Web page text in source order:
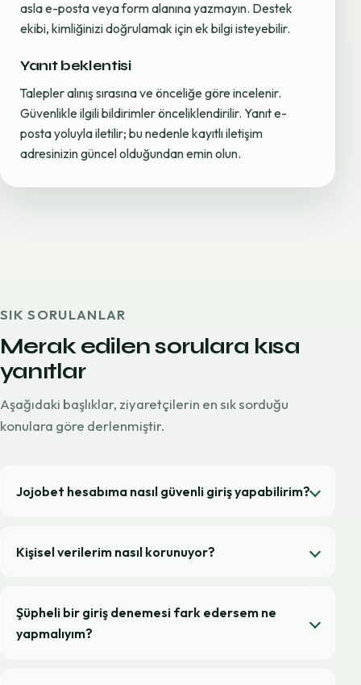
asla e-posta veya form alanına yazmayın. Destek
ekibi, kimliğinizi doğrulamak için ek bilgi isteyebilir.
Yanıt beklentisi
Talepler alınış sırasına ve önceliğe göre incelenir.
Güvenlikle ilgili bildirimler önceliklendirilir. Yanıt e-
posta yoluyla iletilir; bu nedenle kayıtlı iletişim
adresinizin güncel olduğundan emin olun.
SIK SORULANLAR
Merak edilen sorulara kısa
yanıtlar
Aşağıdaki başlıklar, ziyaretçilerin en sık sorduğu
konulara göre derlenmiştir.
Jojobet hesabıma nasıl güvenli giriş yapabilirim?
Kişisel verilerim nasıl korunuyor?
Şüpheli bir giriş denemesi fark edersem ne
yapmalıyım?